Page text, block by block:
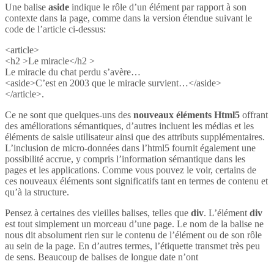
Une balise aside indique le rôle d’un élément par rapport à son
contexte dans la page, comme dans la version étendue suivant le
code de l’article ci-dessus:
<article>
<h2 >Le miracle</h2 >
Le miracle du chat perdu s’avère…
<aside>C’est en 2003 que le miracle survient…</aside>
</article>.
Ce ne sont que quelques-uns des nouveaux éléments Html5 offrant
des améliorations sémantiques, d’autres incluent les médias et les
éléments de saisie utilisateur ainsi que des attributs supplémentaires.
L’inclusion de micro-données dans l’html5 fournit également une
possibilité accrue, y compris l’information sémantique dans les
pages et les applications. Comme vous pouvez le voir, certains de
ces nouveaux éléments sont significatifs tant en termes de contenu et
qu’à la structure.
Pensez à certaines des vieilles balises, telles que div. L’élément div
est tout simplement un morceau d’une page. Le nom de la balise ne
nous dit absolument rien sur le contenu de l’élément ou de son rôle
au sein de la page. En d’autres termes, l’étiquette transmet très peu
de sens. Beaucoup de balises de longue date n’ont